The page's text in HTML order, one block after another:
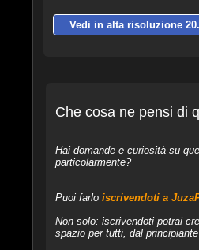
Vedi in alta risoluzione
Che cosa ne pensi di
Hai domande e curiosità su
particolarmente?
Puoi farlo iscrivendoti a
Non solo: iscrivendoti potrai
spazio per tutti, dal